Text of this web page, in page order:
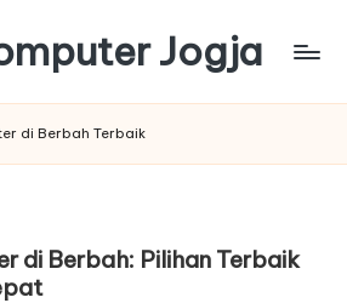
Jogja
di Berbah Terbaik
di Berbah: Pilihan Terbaik